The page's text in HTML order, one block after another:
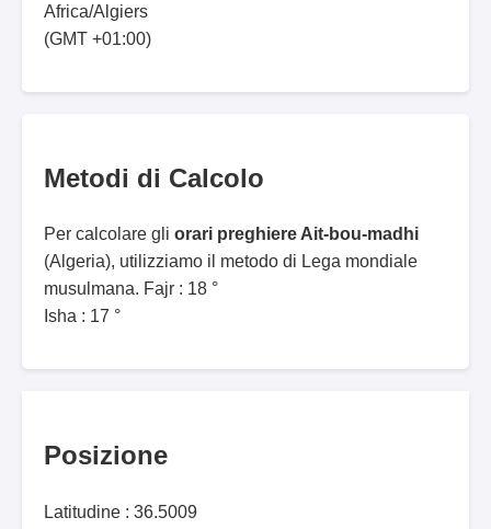
Africa/Algiers
(GMT +01:00)
Metodi di Calcolo
Per calcolare gli orari preghiere Ait-bou-madhi
(Algeria), utilizziamo il metodo di Lega mondiale
musulmana. Fajr : 18 °
Isha : 17 °
Posizione
Latitudine : 36.5009